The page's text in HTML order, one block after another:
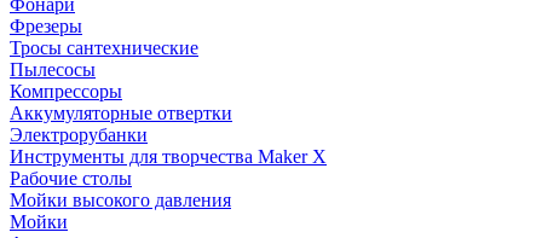
Фонари
Фрезеры
Тросы сантехнические
Пылесосы
Компрессоры
Аккумуляторные отвертки
Электрорубанки
Инструменты для творчества Maker X
Рабочие столы
Мойки высокого давления
Мойки